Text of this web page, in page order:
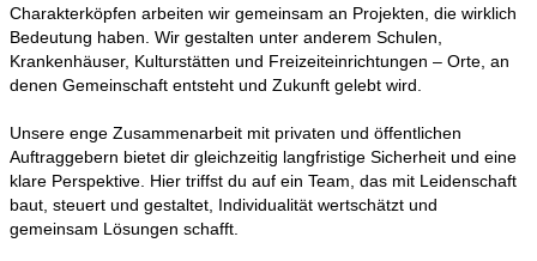
Charakterköpfen arbeiten wir gemeinsam an Projekten, die wirklich
Bedeutung haben. Wir gestalten unter anderem Schulen,
Krankenhäuser, Kulturstätten und Freizeiteinrichtungen – Orte, an
denen Gemeinschaft entsteht und Zukunft gelebt wird.
Unsere enge Zusammenarbeit mit privaten und öffentlichen
Auftraggebern bietet dir gleichzeitig langfristige Sicherheit und eine
klare Perspektive. Hier triffst du auf ein Team, das mit Leidenschaft
baut, steuert und gestaltet, Individualität wertschätzt und
gemeinsam Lösungen schafft.